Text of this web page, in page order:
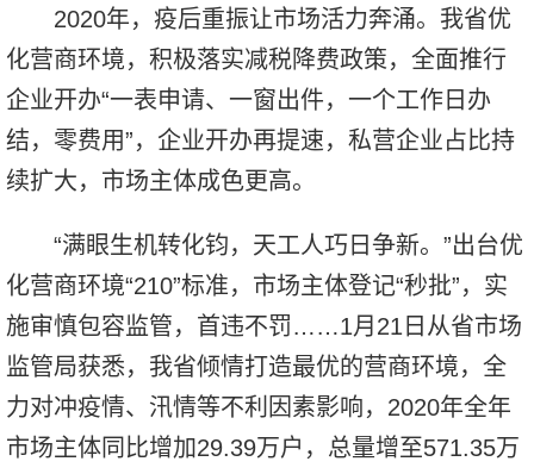
2020年，疫后重振让市场活力奔涌。我省优
化营商环境，积极落实减税降费政策，全面推行
企业开办“一表申请、一窗出件，一个工作日办
结，零费用”，企业开办再提速，私营企业占比持
续扩大，市场主体成色更高。
“满眼生机转化钧，天工人巧日争新。”出台优
化营商环境“210”标准，市场主体登记“秒批”，实
施审慎包容监管，首违不罚……1月21日从省市场
监管局获悉，我省倾情打造最优的营商环境，全
力对冲疫情、汛情等不利因素影响，2020年全年
市场主体同比增加29.39万户，总量增至571.35万